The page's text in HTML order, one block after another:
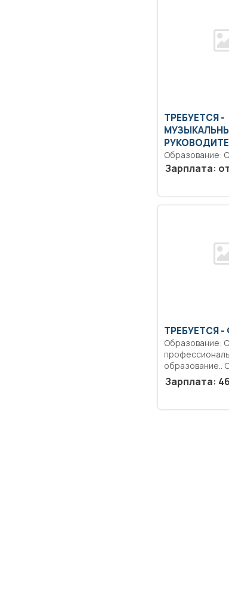
ТРЕБУЕТСЯ -
Образование:
образование..
способностей,
Зарплата:
ТРЕБУЕТСЯ
Образование:
образование..
доврачебную
Зарплата: